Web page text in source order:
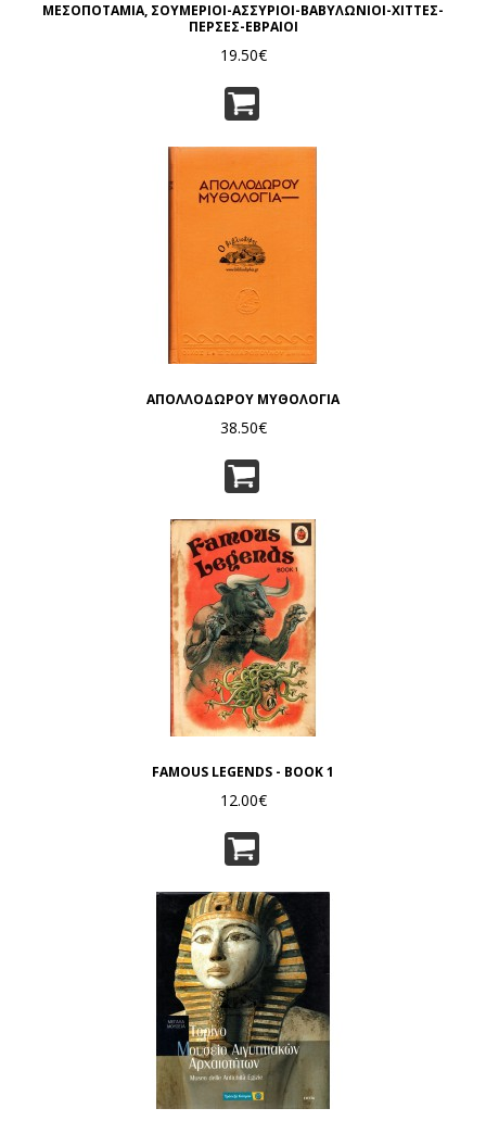
ΜΕΣΟΠΟΤΑΜΙΑ, ΣΟΥΜΕΡΙΟΙ-ΑΣΣΥΡΙΟΙ-ΒΑΒΥΛΩΝΙΟΙ-ΧΙΤΤΕΣ-
ΠΕΡΣΕΣ-ΕΒΡΑΙΟΙ
19.50€
ΑΠΟΛΛΟΔΩΡΟΥ ΜΥΘΟΛΟΓΙΑ
38.50€
FAMOUS LEGENDS - BOOK 1
12.00€